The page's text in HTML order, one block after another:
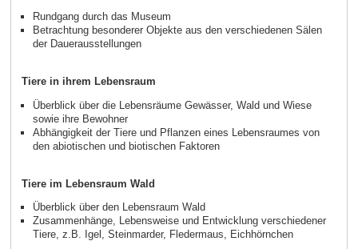
Rundgang durch das Museum
Betrachtung besonderer Objekte aus den verschiedenen Sälen
der Dauerausstellungen
Tiere in ihrem Lebensraum
Überblick über die Lebensräume Gewässer, Wald und Wiese
sowie ihre Bewohner
Abhängigkeit der Tiere und Pflanzen eines Lebensraumes von
den abiotischen und biotischen Faktoren
Tiere im Lebensraum Wald
Überblick über den Lebensraum Wald
Zusammenhänge, Lebensweise und Entwicklung verschiedener
Tiere, z.B. Igel, Steinmarder, Fledermaus, Eichhörnchen